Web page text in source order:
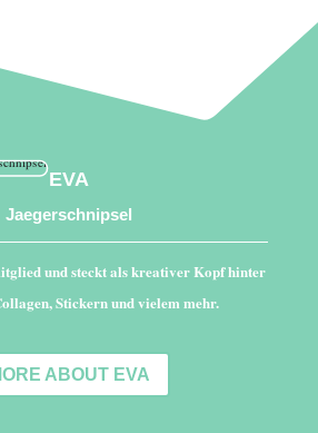
EVA
Jaegerschnipsel
und steckt als kreativer Kopf hinter
Stickern und vielem mehr.
ABOUT EVA